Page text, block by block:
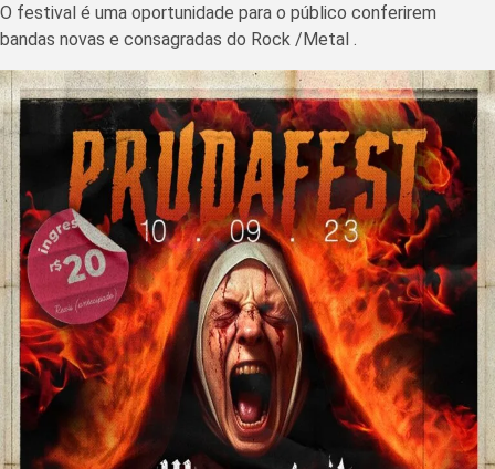
O festival é uma oportunidade para o público conferirem
bandas novas e consagradas do Rock /Metal .